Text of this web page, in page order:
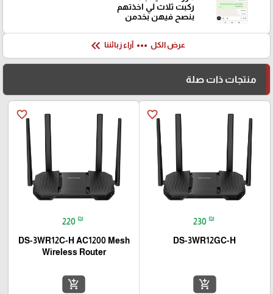
ركبت ثلاث لي اخذتهم
بنصح فيهن بخدمن
عرض الكل more_horiz آراء زبائننا keyboard_double_arrow_left
منتجات ذات صلة
favorite_border
230 ₪
DS-3WR12GC-H
add_shopping_cart
favorite_border
220 ₪
DS-3WR12C-H AC1200 Mesh
Wireless Router
add_shopping_cart